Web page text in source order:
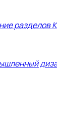
разделов